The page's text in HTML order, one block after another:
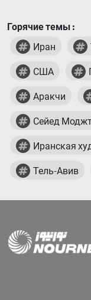
Горячие темы :
Иран
США
Аракчи
Сейед
Иранская
Тель-Авив